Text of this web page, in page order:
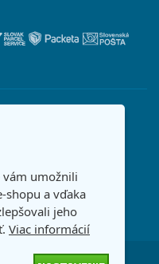
vám umožnili
shopu a vďaka
jeho
Viac informácií